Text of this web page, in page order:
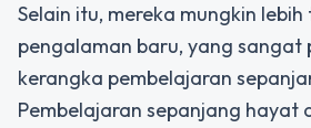
Selain itu, mereka mungkin
pengalaman baru, yang sangat
kerangka pembelajaran
Pembelajaran sepanjang hayat